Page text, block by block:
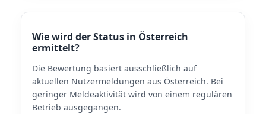
Wie wird der Status in Österreich
ermittelt?
Die Bewertung basiert ausschließlich auf
aktuellen Nutzermeldungen aus Österreich. Bei
geringer Meldeaktivität wird von einem regulären
Betrieb ausgegangen.